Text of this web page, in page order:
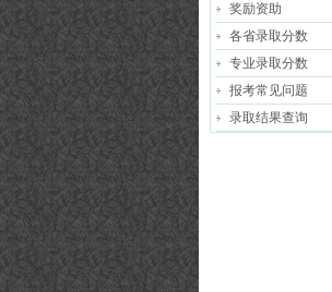
奖励资助
各省录取分数
专业录取分数
报考常见问题
录取结果查询